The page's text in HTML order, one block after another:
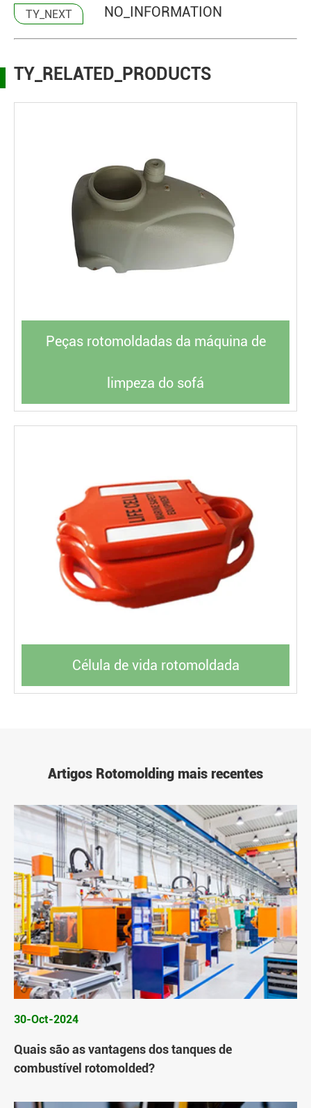
TY_NEXT NO_INFORMATION
TY_RELATED_PRODUCTS
Peças rotomoldadas da máquina de
limpeza do sofá
Célula de vida rotomoldada
Artigos Rotomolding mais recentes
30-Oct-2024
Quais são as vantagens dos tanques de
combustível rotomolded?